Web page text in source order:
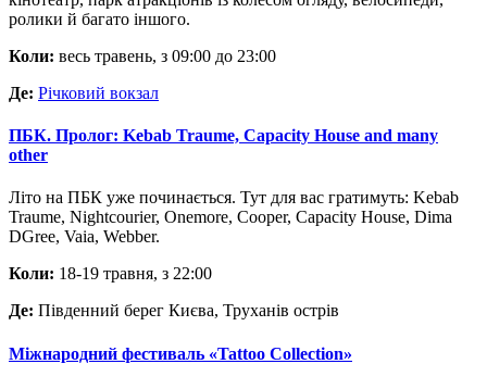
ролики й багато іншого.
Коли: весь травень, з 09:00 до 23:00
Де: Річковий вокзал
ПБК. Пролог: Kebab Traume, Capacity House and many
other
Літо на ПБК уже починається. Тут для вас гратимуть: Kebab
Traume, Nightcourier, Onemore, Cooper, Capacity House, Dima
DGree, Vaia, Webber.
Коли: 18-19 травня, з 22:00
Де: Південний берег Києва, Труханів острів
Міжнародний фестиваль «Tattoo Collection»